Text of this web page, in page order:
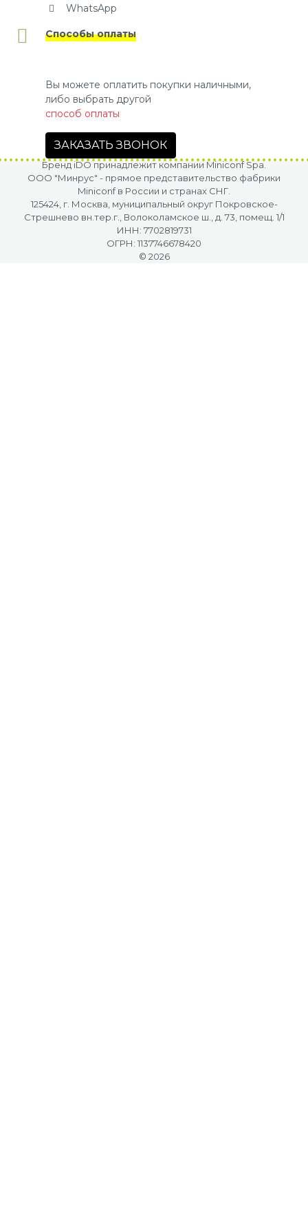
WhatsApp
Способы оплаты
Вы можете оплатить покупки наличными,
либо выбрать другой
способ оплаты
ЗАКАЗАТЬ ЗВОНОК
Бренд iDO принадлежит компании Miniconf Spa.
OOO "Минрус" - прямое представительство фабрики
Miniconf в России и странах СНГ.
125424, г. Москва, муниципальный округ Покровское-
Стрешнево вн.тер.г., Волоколамское ш., д. 73, помещ. 1/1
ИНН: 7702819731
ОГРН: 1137746678420
© 2026